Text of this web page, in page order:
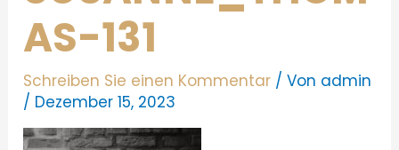
AS-131
Schreiben Sie einen Kommentar / Von admin
/ Dezember 15, 2023